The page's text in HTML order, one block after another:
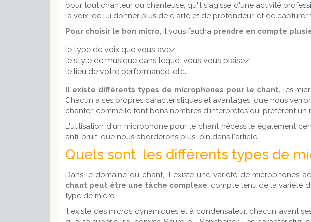
pour tout chanteur ou chanteuse, qu'il s'agisse d'une activité
la voix, de lui donner plus de clarté et de profondeur, et de capturer
Pour choisir le bon micro, il vous faudra prendre en compte
le type de voix que vous avez,
le style de musique dans lequel vous vous plaisez,
le lieu de votre performance, etc.
Il existe différents types de microphones pour le chant, les
Chacun a ses propres caractéristiques et avantages, que nous
chanter, comme le font bons nombres d'interprètes qui préfèrent
L'utilisation d'un microphone pour le chant nécessite également
anti-bruit, que nous aborderons plus loin dans l'article.
Quels sont les différents types de
Dans le domaine du chant, il existe une variété de microphones
chant peut être une tâche complexe, compte tenu de la variété
type de micro.
Il existe des micros dynamiques et à condensateur, chacun ayant